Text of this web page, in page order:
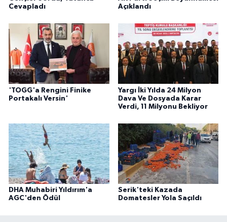
Cevapladı
Açıklandı
'TOGG'a Rengini Finike
Portakalı Versin'
Yargı İki Yılda 24 Milyon
Dava Ve Dosyada Karar
Verdi, 11 Milyonu Bekliyor
DHA Muhabiri Yıldırım'a
AGC'den Ödül
Serik'teki Kazada
Domatesler Yola Saçıldı